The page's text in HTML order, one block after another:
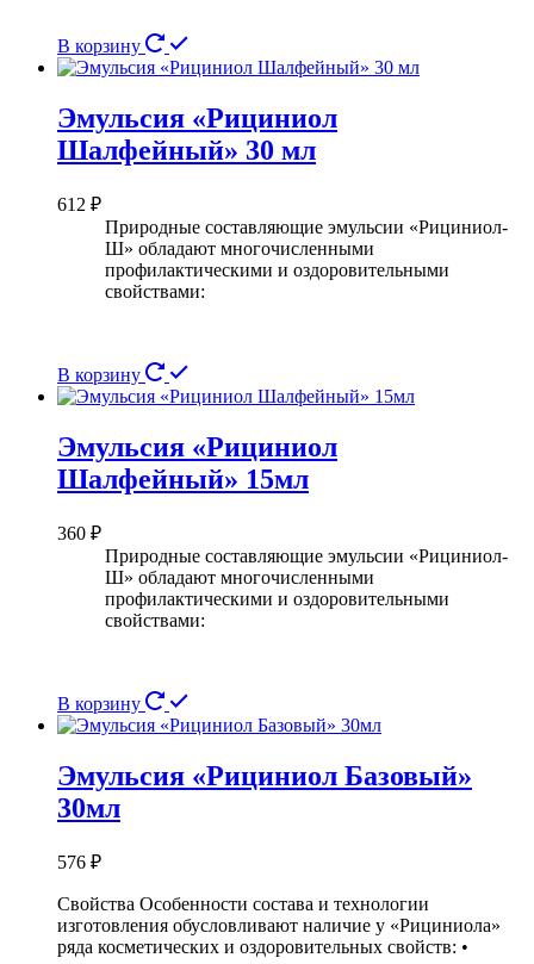
В корзину
Эмульсия «Рициниол
Шалфейный» 30 мл
612 ₽
Природные составляющие эмульсии «Рициниол-
Ш» обладают многочисленными
профилактическими и оздоровительными
свойствами:
В корзину
Эмульсия «Рициниол
Шалфейный» 15мл
360 ₽
Природные составляющие эмульсии «Рициниол-
Ш» обладают многочисленными
профилактическими и оздоровительными
свойствами:
В корзину
Эмульсия «Рициниол Базовый»
30мл
576 ₽
Свойства Особенности состава и технологии
изготовления обусловливают наличие у «Рициниола»
ряда косметических и оздоровительных свойств: •